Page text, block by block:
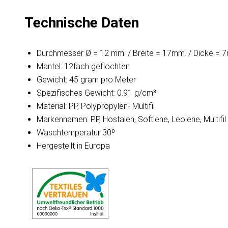
Technische Daten
Durchmesser Ø = 12 mm. / Breite = 17mm. / Dicke =
Mantel: 12fach geflochten
Gewicht: 45 gram pro Meter
Spezifisches Gewicht: 0.91 g/cm³
Material: PP, Polypropylen- Multifil
Markennamen: PP, Hostalen, Softlene, Leolene, Multifil
Waschtemperatur 30º
Hergestellt in Europa